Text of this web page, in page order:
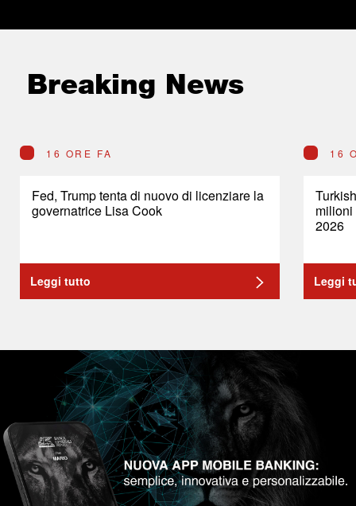
Breaking News
16 ORE FA
Fed, Trump tenta di nuovo di licenziare la
governatrice Lisa Cook
Leggi tutto
16
2026
Leggi